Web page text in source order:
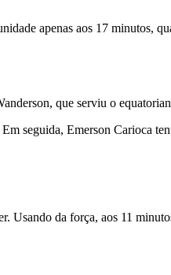
apenas aos 17 minutos,
que serviu o
seguida, Emerson Carioca
Usando da força, aos 11